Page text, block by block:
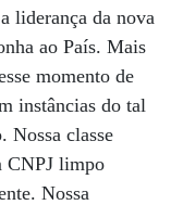
liderança da nova
ao País. Mais
momento de
instâncias do tal
Nossa classe
CNPJ limpo
Nossa